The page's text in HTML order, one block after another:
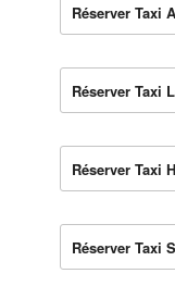
Réserver Taxi
Réserver Taxi
Réserver Taxi
Réserver Taxi